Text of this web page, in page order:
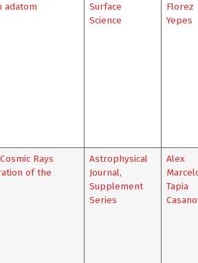
adatom
Surface
Science
Florez
Yepes
Rays
of the
Astrophysical
Journal,
Supplement
Series
Alex
Tapia